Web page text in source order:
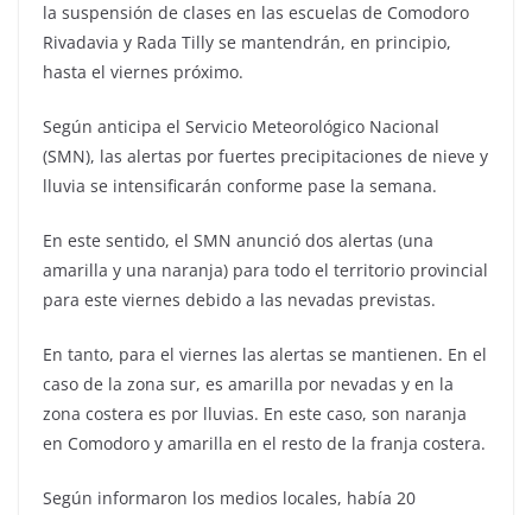
la suspensión de clases en las escuelas de Comodoro
Rivadavia y Rada Tilly se mantendrán, en principio,
hasta el viernes próximo.
Según anticipa el Servicio Meteorológico Nacional
(SMN), las alertas por fuertes precipitaciones de nieve y
lluvia se intensificarán conforme pase la semana.
En este sentido, el SMN anunció dos alertas (una
amarilla y una naranja) para todo el territorio provincial
para este viernes debido a las nevadas previstas.
En tanto, para el viernes las alertas se mantienen. En el
caso de la zona sur, es amarilla por nevadas y en la
zona costera es por lluvias. En este caso, son naranja
en Comodoro y amarilla en el resto de la franja costera.
Según informaron los medios locales, había 20